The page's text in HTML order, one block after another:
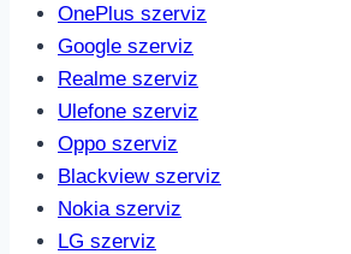
OnePlus szerviz
Google szerviz
Realme szerviz
Ulefone szerviz
Oppo szerviz
Blackview szerviz
Nokia szerviz
LG szerviz